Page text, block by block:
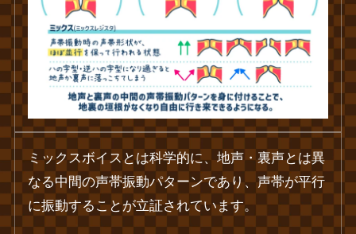
ミックスボイスとは科学的に、地声・裏声とは異
なる中間の声帯振動パターンであり、声帯が平行
に振動することが立証されています。